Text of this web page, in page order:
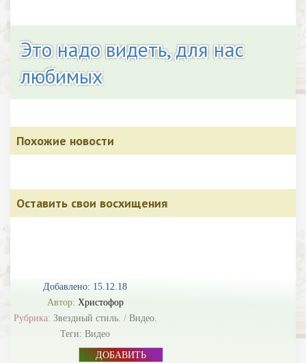
Добавлено: 15.12.18
Автор: Христофор
Рубрика: Звездный стиль. / Видео.
Теги: Видео
ДОБАВИТЬ
Это надо видеть, для нас
любимых
Похожие новости
Оставить свои восхищения